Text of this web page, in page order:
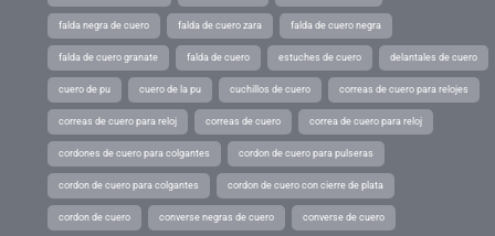
falda negra de cuero falda de cuero zara falda de cuero negra
falda de cuero granate falda de cuero estuches de cuero delantales de cuero
cuero de pu cuero de la pu cuchillos de cuero correas de cuero para relojes
correas de cuero para reloj correas de cuero correa de cuero para reloj
cordones de cuero para colgantes cordon de cuero para pulseras
cordon de cuero para colgantes cordon de cuero con cierre de plata
cordon de cuero converse negras de cuero converse de cuero